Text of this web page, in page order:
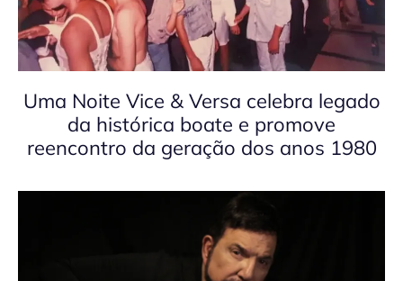
Uma Noite Vice & Versa celebra legado
da histórica boate e promove
reencontro da geração dos anos 1980